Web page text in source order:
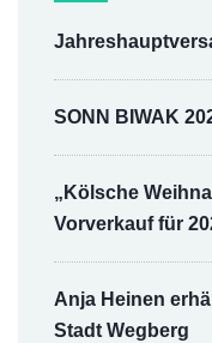
SONN BIWAK
„Kölsche
Vorverkauf für
Anja Heinen
Stadt Wegberg